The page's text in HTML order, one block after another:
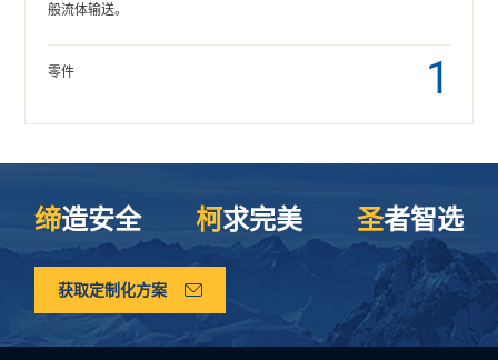
般流体输送。
零件 1
缔造安全 柯求完美 圣者智选
获取定制化方案